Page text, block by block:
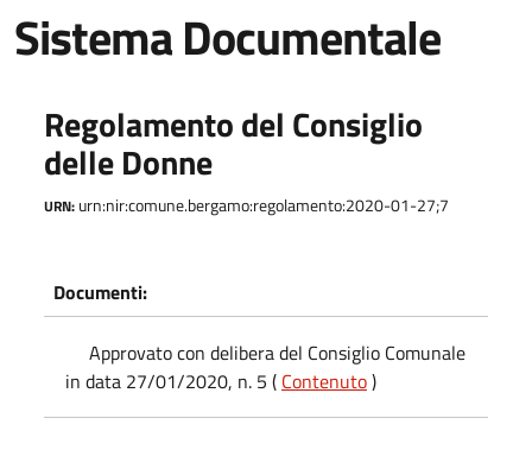
Sistema Documentale
Regolamento del Consiglio
delle Donne
URN: urn:nir:comune.bergamo:regolamento:2020-01-27;7
Documenti:
Approvato con delibera del Consiglio Comunale
in data 27/01/2020, n. 5 ( Contenuto)